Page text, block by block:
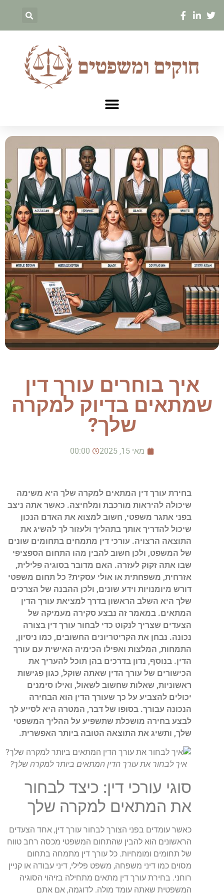
איך בוחרים עורך דין
שמתאים בדיוק למקרה
שלך?
מאי 15, 2025 00:00
בחירת עורך דין המתאים למקרה שלך היא משימה
שיכולה להיראות מורכבת ומלחיצה. כאשר אתה ניצב
בפני אתגר משפטי, חשוב למצוא את האדם הנכון
שיכול להדריך אותך בתהליך ולעזור לך להשיג את
התוצאה הרצויה. עורכי דין מתמחים בתחומים שונים
של המשפט, ולכן חשוב להבין מהו התחום הספציפי
שבו אתה זקוק לעזרה. האם מדובר בסוגיה פלילית,
אזרחית, משפחתית או אולי עסקית? כל תחום משפטי
דורש מיומנויות וידע שונים, ולכן ההבנה של הצרכים
שלך היא השלב הראשון בדרך למציאת עורך הדין
המתאים. במאמר זה נבצע סקירה מעמיקה של
הצעדים שצריך לנקוט כדי לבחור עורך דין בצורה
נכונה. נבחן את הקריטריונים החשובים, כמו ניסיון,
התמחות, המלצות ואפילו הכימיה האישית עם עורך
הדין. בנוסף, נדון בדרכים בהן תוכל להעריך את
הכישורים של עורך הדין שאתה שוקל, כגון פגישות
ראשוניות, שאלות שחשוב לשאול, ואילו סימנים
יכולים להצביע על כך שעורך הדין הוא הבחירה
הנכונה עבורך. בסופו של דבר, המטרה היא לסייע לך
לבצע בחירה מושכלת שתשפיע על ההליך המשפטי
שלך, ותשיג את התוצאה הטובה ביותר האפשרית.
איך לבחור את עורך הדין המתאים ביותר למקרה שלך?
סוגי עורכי דין: כיצד לבחור
את המתאים למקרה שלך
כאשר עומדים בפני הצורך לבחור עורך דין, אחד הצעדים
הראשונים הוא להבין שהתחום המשפטי מכסה רחב טווח
של תחומים ומומחיות. כל עורך דין מתמחה בתחום
מסוים כמו דיני משפחה, משפט פלילי, דיני עבודה או קניין
רוחני. בחירת עורך דין מתאים מתחילה בזיהוי הסוגיה
המשפטית שאתה עומד מולה. לדוגמה, אם אתם